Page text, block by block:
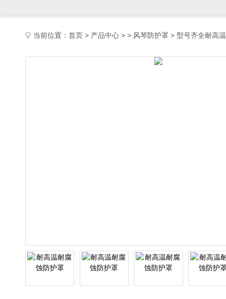
当前位置： 首页 > 产品中心 > > 风琴防护罩 > 型号齐全耐高